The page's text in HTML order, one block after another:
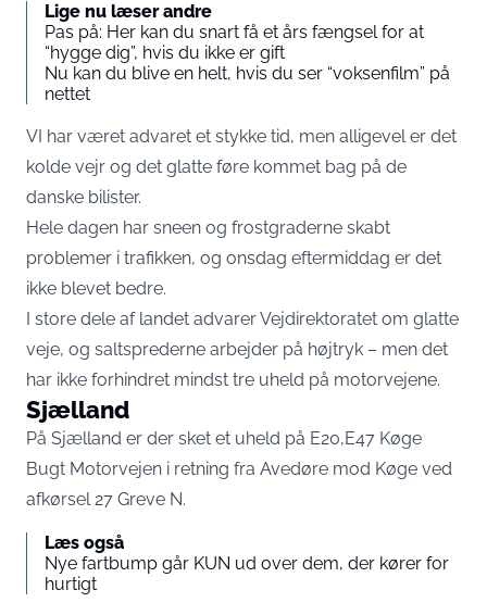
Lige nu læser andre
Pas på: Her kan du snart få et års fængsel for at
“hygge dig”, hvis du ikke er gift
Nu kan du blive en helt, hvis du ser “voksenfilm” på
nettet
VI har været advaret et stykke tid, men alligevel er det
kolde vejr og det glatte føre kommet bag på de
danske bilister.
Hele dagen har sneen og frostgraderne skabt
problemer i trafikken, og onsdag eftermiddag er det
ikke blevet bedre.
I store dele af landet advarer Vejdirektoratet om glatte
veje, og saltsprederne arbejder på højtryk – men det
har ikke forhindret mindst tre uheld på motorvejene.
Sjælland
På Sjælland er der sket et uheld på E20,E47 Køge
Bugt Motorvejen i retning fra Avedøre mod Køge ved
afkørsel 27 Greve N.
Læs også
Nye fartbump går KUN ud over dem, der kører for
hurtigt